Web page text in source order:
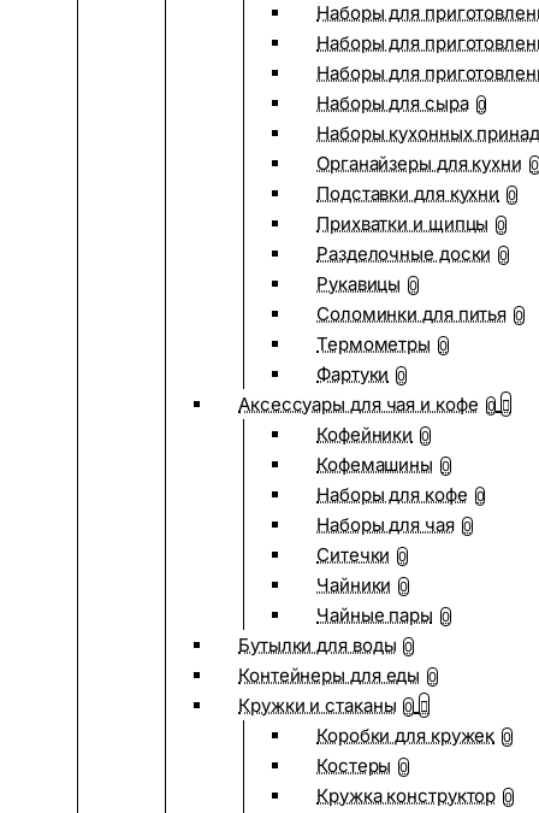
Наборы для
Наборы для
Наборы для
Наборы для сыра 0
Наборы кухонных
Органайзеры для кухни 0
Подставки для кухни 0
Прихватки и щипцы 0
Разделочные доски 0
Рукавицы 0
Соломинки для питья 0
Термометры 0
Фартуки 0
Аксессуары для чая и кофе 0
Кофейники 0
Кофемашины 0
Наборы для кофе 0
Наборы для чая 0
Ситечки 0
Чайники 0
Чайные пары 0
Бутылки для воды 0
Контейнеры для еды 0
Кружки и стаканы 0
Коробки для кружек 0
Костеры 0
Кружка конструктор 0